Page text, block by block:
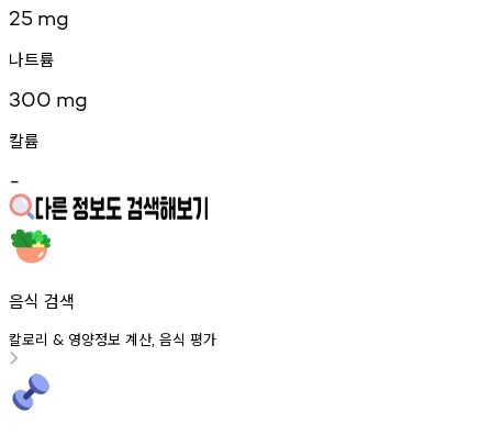
25 mg
나트륨
300 mg
칼륨
-
음식 검색
칼로리 & 영양정보 계산, 음식 평가